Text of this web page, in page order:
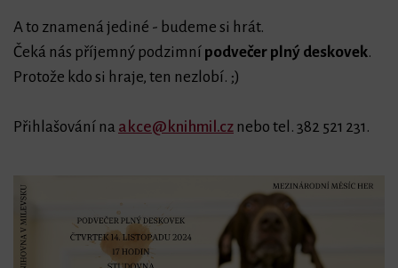
A to znamená jediné - budeme si hrát.
Čeká nás příjemný podzimní podvečer plný deskovek.
Protože kdo si hraje, ten nezlobí. ;)
Přihlašování na akce@knihmil.cz nebo tel. 382 521 231.